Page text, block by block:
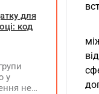
для
код
у
не